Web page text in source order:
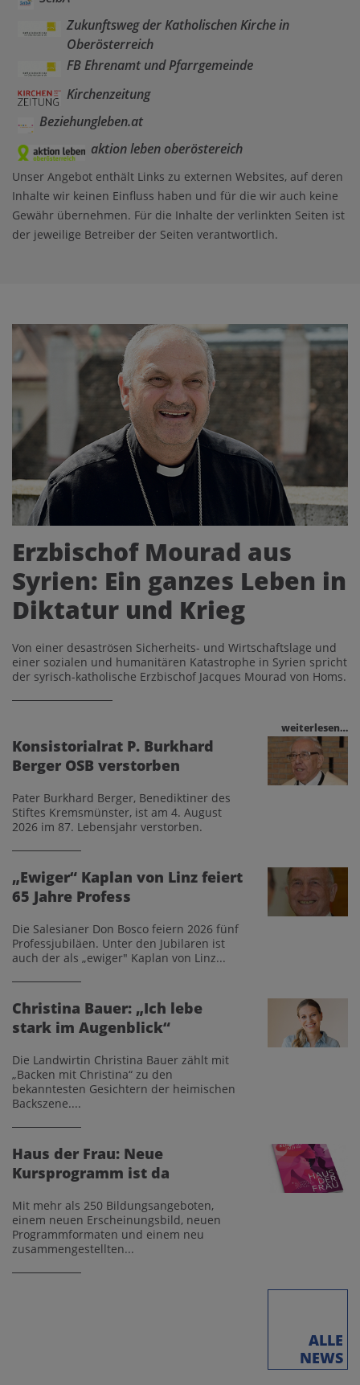
Zukunftsweg der Katholischen Kirche in
Oberösterreich
FB Ehrenamt und Pfarrgemeinde
Kirchenzeitung
Beziehungleben.at
aktion leben oberöstereich
Unser Angebot enthält Links zu externen Websites, auf deren
Inhalte wir keinen Einfluss haben und für die wir auch keine
Gewähr übernehmen. Für die Inhalte der verlinkten Seiten ist
der jeweilige Betreiber der Seiten verantwortlich.
Erzbischof Mourad aus
Syrien: Ein ganzes Leben in
Diktatur und Krieg
Von einer desaströsen Sicherheits- und Wirtschaftslage und
einer sozialen und humanitären Katastrophe in Syrien spricht
der syrisch-katholische Erzbischof Jacques Mourad von Homs.
weiterlesen…
Konsistorialrat P. Burkhard
Berger OSB verstorben
Pater Burkhard Berger, Benediktiner des
Stiftes Kremsmünster, ist am 4. August
2026 im 87. Lebensjahr verstorben.
„Ewiger“ Kaplan von Linz feiert
65 Jahre Profess
Die Salesianer Don Bosco feiern 2026 fünf
Professjubiläen. Unter den Jubilaren ist
auch der als „ewiger" Kaplan von Linz...
Christina Bauer: „Ich lebe
stark im Augenblick“
Die Landwirtin Christina Bauer zählt mit
„Backen mit Christina“ zu den
bekanntesten Gesichtern der heimischen
Backszene....
Haus der Frau: Neue
Kursprogramm ist da
Mit mehr als 250 Bildungsangeboten,
einem neuen Erscheinungsbild, neuen
Programmformaten und einem neu
zusammengestellten...
ALLE
NEWS